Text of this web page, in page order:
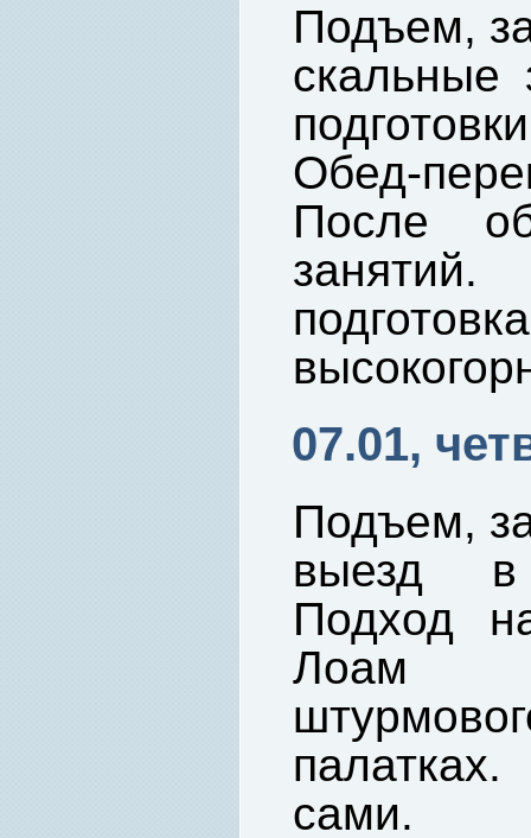
Подъем,
скальные
Обед-
После
07.01,
Подъем,
выезд в
Подход
Лоам
сами.